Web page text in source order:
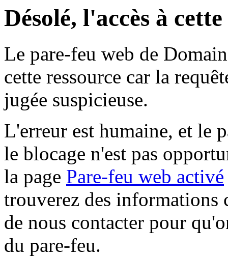
Désolé, l'accès à
Le pare-feu web de
cette ressource car la
jugée suspicieuse.
L'erreur est humaine, et le
le blocage n'est pas
la page Pare-feu web activé
trouverez des informations
de nous contacter pour
du pare-feu.